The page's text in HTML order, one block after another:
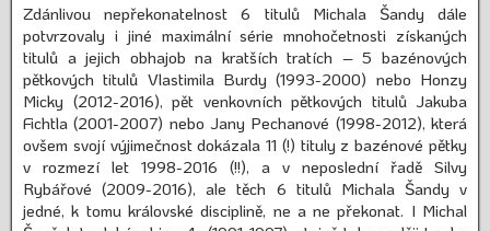
Zdánlivou nepřekonatelnost 6 titulů Michala Šandy dále
potvrzovaly i jiné maximální série mnohočetnosti získaných
titulů a jejich obhajob na kratších tratích – 5 bazénových
pětkových titulů Vlastimila Burdy (1993-2000) nebo Honzy
Micky (2012-2016), pět venkovních pětkových titulů Jakuba
Fichtla (2001-2007) nebo Jany Pechanové (1998-2012), která
ovšem svojí výjimečnost dokázala 11 (!) tituly z bazénové pětky
v rozmezí let 1998-2016 (!!), a v neposlední řadě Silvy
Rybářové (2009-2016), ale těch 6 titulů Michala Šandy v
jedné, k tomu královské disciplině, ne a ne překonat. I Michal